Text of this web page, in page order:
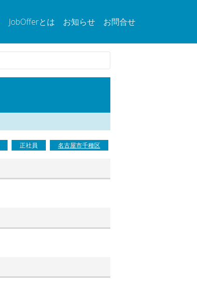
JobOfferとは お知らせ お問合せ
正社員 名古屋市千種区